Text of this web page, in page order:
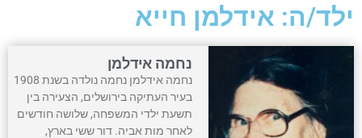
ילד/ה: אידלמן חייא
נחמה אידלמן
נחמה אידלמן נחמה נולדה בשנת 1908
בעיר העתיקה בירושלים, הצעירה בין
תשעת ילדי המשפחה, שלושה חודשים
לאחר מות אביה. דור ששי בארץ,